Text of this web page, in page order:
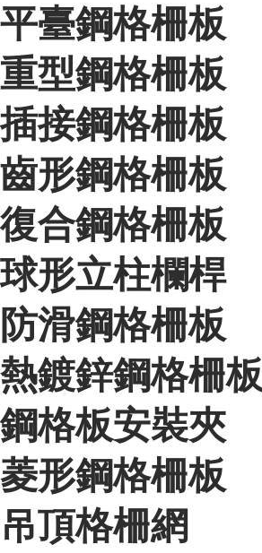
平臺鋼格柵板
重型鋼格柵板
插接鋼格柵板
齒形鋼格柵板
復合鋼格柵板
球形立柱欄桿
防滑鋼格柵板
熱鍍鋅鋼格柵板
鋼格板安裝夾
菱形鋼格柵板
吊頂格柵網